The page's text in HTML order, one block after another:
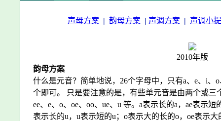
声母方案 | 韵母方案 | 声调方案 | 声调小
2010年版
韵母方案
什么是元音？简单地说，26个字母中，只有a、e、i、
个即可。 只是要注意的是，有些单元音是由两个或三
ee、e、o、oe、oo、ue、u 等。a表示长的a，ae表示短
表示长的u，u表示短的u；o表示大的长的o，oe表示